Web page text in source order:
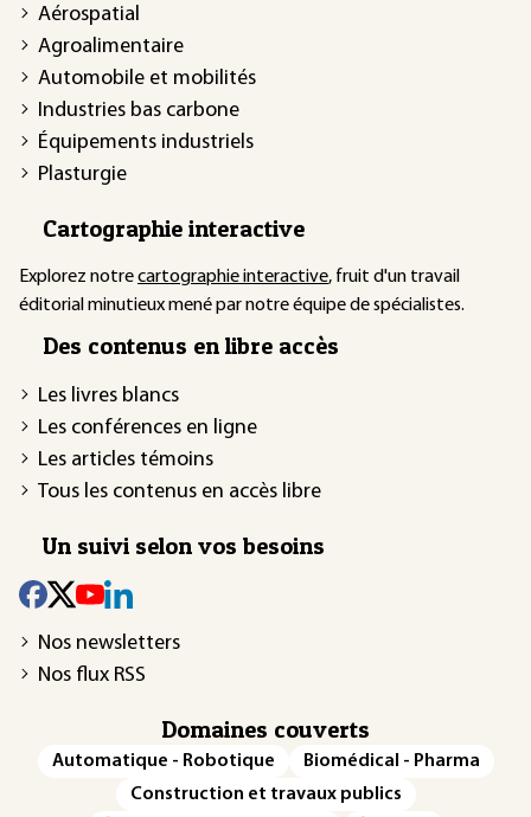
Aérospatial
Agroalimentaire
Automobile et mobilités
Industries bas carbone
Équipements industriels
Plasturgie
Cartographie interactive
Explorez notrecartographie interactive, fruit d'un travail
éditorial minutieux mené par notre équipe de spécialistes.
Des contenus en libre accès
Les livres blancs
Les conférences en ligne
Les articles témoins
Tous les contenus en accès libre
Un suivi selon vos besoins
Nos newsletters
Nos flux RSS
Domaines couverts
Automatique - Robotique
Biomédical - Pharma
Construction et travaux publics